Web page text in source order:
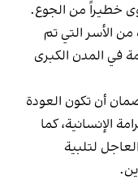
خطيراً من الجوع.
الأسر التي تم
في المدن الكبرى
أن تكون العودة
الإنسانية، كما
لتلبية